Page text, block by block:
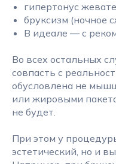
гипертонус
бруксизм (ночное
В идеале — с
Во всех остальных
совпасть с
обусловлена не
или жировыми
не будет.
При этом у
эстетический, но и